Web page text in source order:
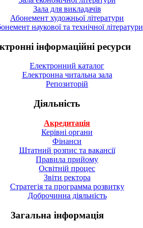
Зала для викладачів
Абонемент художньої літератури
наукової та технічної літератури
інформаційні ресурси
Електронний каталог
Електронна читальна зала
Репозиторій
Діяльність
Акредитація
Керівні органи
Фінанси
Штатний розпис та вакансії
Правила прийому
Освітній процес
Звіти ректора
Стратегія та программа розвитку
Доброчинна діяльність
Загальна інформація